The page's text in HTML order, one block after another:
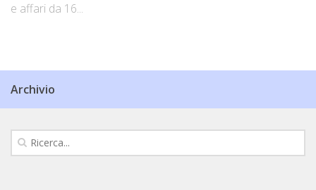
e affari da 16...
Archivio